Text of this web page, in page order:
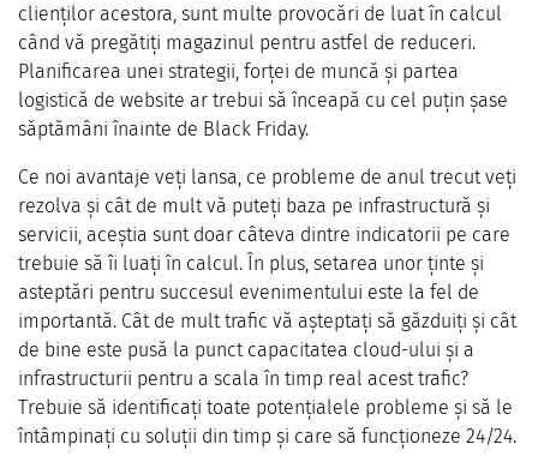
clienților acestora, sunt multe provocări de luat în calcul
când vă pregătiți magazinul pentru astfel de reduceri.
Planificarea unei strategii, forței de muncă și partea
logistică de website ar trebui să înceapă cu cel puțin șase
săptămâni înainte de Black Friday.
Ce noi avantaje veți lansa, ce probleme de anul trecut veți
rezolva și cât de mult vă puteți baza pe infrastructură și
servicii, aceștia sunt doar câteva dintre indicatorii pe care
trebuie să îi luați în calcul. În plus, setarea unor ținte și
asteptări pentru succesul evenimentului este la fel de
importantă. Cât de mult trafic vă așteptați să găzduiți și cât
de bine este pusă la punct capacitatea cloud-ului și a
infrastructurii pentru a scala în timp real acest trafic?
Trebuie să identificați toate potențialele probleme și să le
întâmpinați cu soluții din timp și care să funcționeze 24/24.